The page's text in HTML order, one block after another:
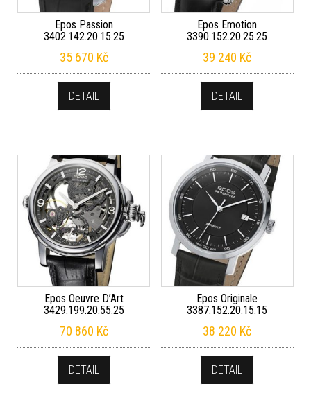
Epos Passion
3402.142.20.15.25
35 670 Kč
DETAIL
Epos Emotion
3390.152.20.25.25
39 240 Kč
DETAIL
Epos Oeuvre D’Art
3429.199.20.55.25
70 860 Kč
DETAIL
Epos Originale
3387.152.20.15.15
38 220 Kč
DETAIL